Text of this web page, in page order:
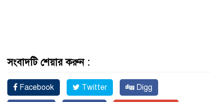
সংবাদটি শেয়ার করুন :
Facebook Twitter Digg